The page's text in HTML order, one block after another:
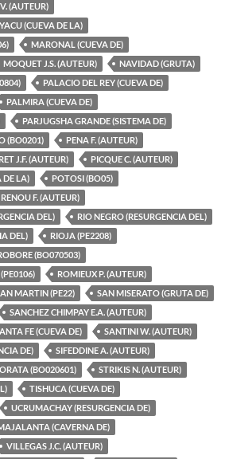
(AUTEUR)
(CUEVA DE LA)
MARONAL (CUEVA DE)
MOQUET J.S. (AUTEUR)
NAVIDAD (GRUTA)
PALACIO DEL REY (CUEVA DE)
PALMIRA (CUEVA DE)
PARJUGSHA GRANDE (SISTEMA DE)
(BO0201)
PENA F. (AUTEUR)
J.F. (AUTEUR)
PICQUE C. (AUTEUR)
DE LA)
POTOSI (BO05)
RENOU F. (AUTEUR)
DEL)
RIO NEGRO (RESURGENCIA DEL)
DEL)
RIOJA (PE2208)
(BO070503)
ROMIEUX P. (AUTEUR)
MARTIN (PE22)
SAN MISERATO (GRUTA DE)
SANCHEZ CHIMPAY E.A. (AUTEUR)
FE (CUEVA DE)
SANTINI W. (AUTEUR)
DE)
SIFEDDINE A. (AUTEUR)
(BO020601)
STRIKIS N. (AUTEUR)
TISHUCA (CUEVA DE)
UCRUMACHAY (RESURGENCIA DE)
(CAVERNA DE)
VILLEGAS J.C. (AUTEUR)